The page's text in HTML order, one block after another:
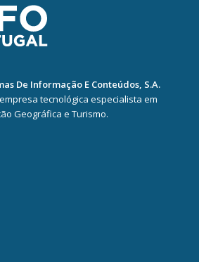
De Informação E Conteúdos, S.A.
tecnológica especialista em
Geográfica e Turismo.